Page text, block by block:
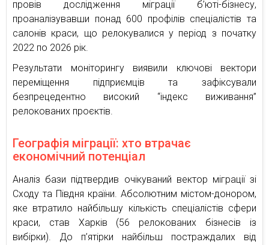
провів дослідження міграції б’юті-бізнесу,
проаналізувавши понад 600 профілів спеціалістів та
салонів краси, що релокувалися у період з початку
2022 по 2026 рік.
Результати моніторингу виявили ключові вектори
переміщення підприємців та зафіксували
безпрецедентно високий “індекс виживання”
релокованих проєктів.
Географія міграції: хто втрачає
економічний потенціал
Аналіз бази підтвердив очікуваний вектор міграції зі
Сходу та Півдня країни. Абсолютним містом-донором,
яке втратило найбільшу кількість спеціалістів сфери
краси, став Харків (56 релокованих бізнесів із
вибірки). До п’ятірки найбільш постраждалих від